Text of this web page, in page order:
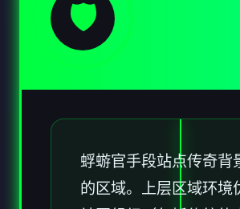
🛡️
蜉蝣官手段站点传奇背
的区域。上层区域环境